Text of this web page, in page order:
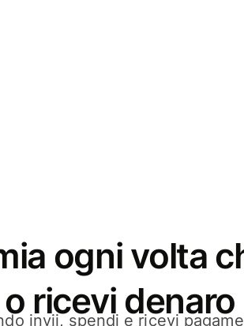
ogni volta
ricevi denaro
invii, spendi e ricevi